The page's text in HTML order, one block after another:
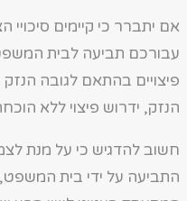
אם יתברר כי קיימים סיכויי
עבורכם תביעה לבית המשפט
פיצויים בהתאם לגובה
הנזק, ידרוש פיצוי ללא
חשוב להדגיש כי על מנת
התביעה על ידי בית המשפט,